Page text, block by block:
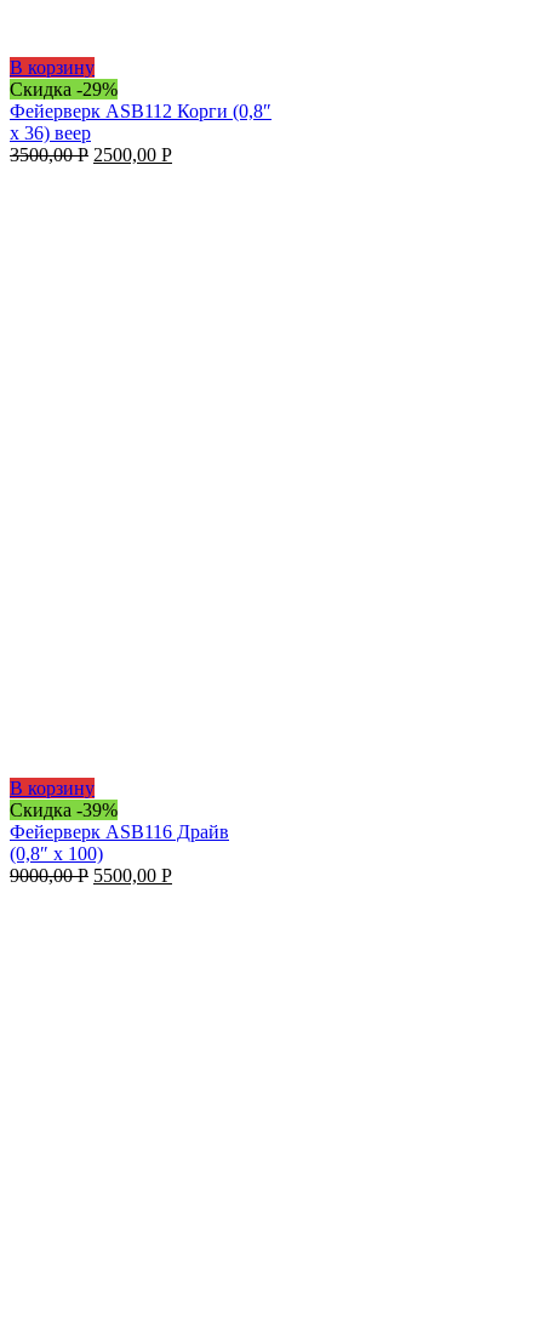
В корзину
Скидка -29%
Фейерверк ASB112 Корги (0,8″
х 36) веер
3500,00Р 2500,00 Р
В корзину
Скидка -39%
Фейерверк ASB116 Драйв
(0,8″ х 100)
9000,00Р 5500,00 Р